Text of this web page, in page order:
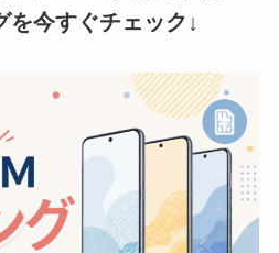
を今すぐチェック↓